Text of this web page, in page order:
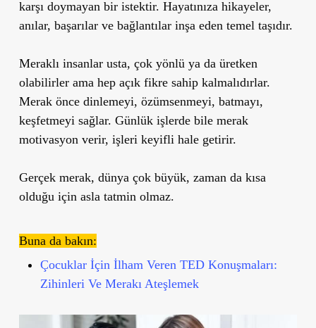
karşı doymayan bir istektir. Hayatınıza hikayeler,
anılar, başarılar ve bağlantılar inşa eden temel taşıdır.
Meraklı insanlar usta, çok yönlü ya da üretken
olabilirler ama hep açık fikre sahip kalmalıdırlar.
Merak önce dinlemeyi, özümsenmeyi, batmayı,
keşfetmeyi sağlar. Günlük işlerde bile merak
motivasyon verir, işleri keyifli hale getirir.
Gerçek merak, dünya çok büyük, zaman da kısa
olduğu için asla tatmin olmaz.
Buna da bakın:
Çocuklar İçin İlham Veren TED Konuşmaları:
Zihinleri Ve Merakı Ateşlemek